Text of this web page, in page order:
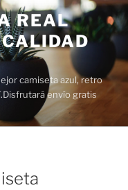
REAL
camiseta azul, retro
envío gratis